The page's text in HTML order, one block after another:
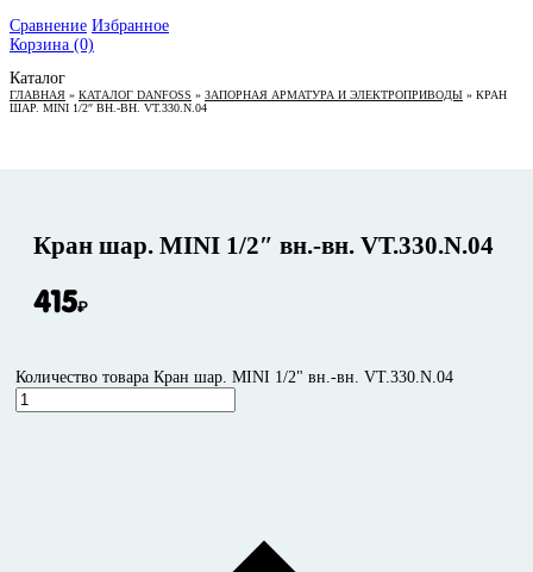
Сравнение Избранное
Корзина (0)
Каталог
ГЛАВНАЯ » КАТАЛОГ DANFOSS » ЗАПОРНАЯ АРМАТУРА И ЭЛЕКТРОПРИВОДЫ » КРАН
ШАР. MINI 1/2″ ВН.-ВН. VT.330.N.04
Кран шар. MINI 1/2″ вн.-вн. VT.330.N.04
415₽
Количество товара Кран шар. MINI 1/2" вн.-вн. VT.330.N.04